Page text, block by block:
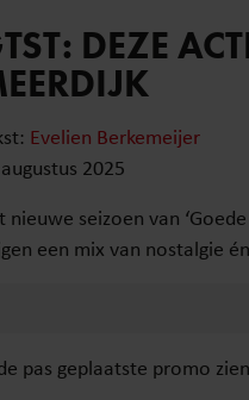
DEZE
Evelien Berkemeijer
2025
nieuwe seizoen van
een mix van nostalgie
pas geplaatste promo